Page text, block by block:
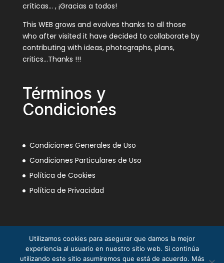
críticas… , ¡Gracias a todos!
This WEB grows and evolves thanks to all those
who after visited it have decided to collaborate by
contributing with ideas, photographs, plans,
critics…Thanks !!!
Términos y
Condiciones
Condiciones Generales de Uso
Condiciones Particulares de Uso
Política de Cookies
Política de Privacidad
Utilizamos cookies para asegurar que damos la mejor
experiencia al usuario en nuestro sitio web. Si continúa
utilizando este sitio asumiremos que está de acuerdo. Más